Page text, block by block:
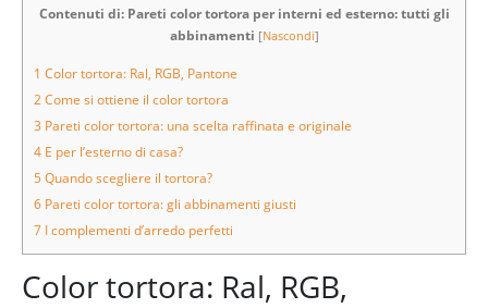
Contenuti di: Pareti color tortora per interni ed esterno: tutti gli
abbinamenti [Nascondi]
1 Color tortora: Ral, RGB, Pantone
2Come si ottiene il color tortora
3 Pareti color tortora: una scelta raffinata e originale
4 E per l’esterno di casa?
5Quando scegliere il tortora?
6 Pareti color tortora: gli abbinamenti giusti
7 I complementi d’arredo perfetti
Color tortora: Ral, RGB,